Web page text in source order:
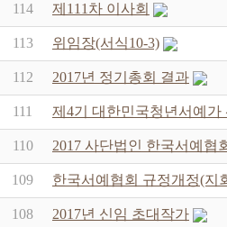
114 제111차 이사회
113 위임장(서식10-3)
112 2017년 정기총회 결과
111 제4기 대한민국청년서예가
110 2017 사단법인 한국서예협
109 한국서예협회 규정개정(지
108 2017년 신임 초대작가